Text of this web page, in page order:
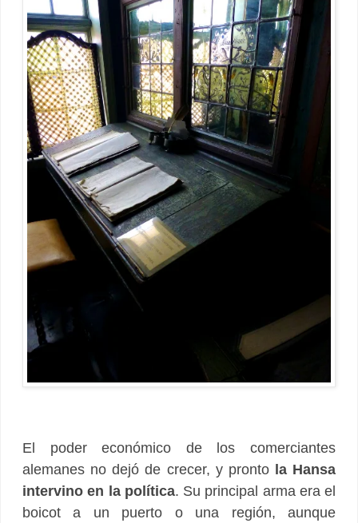
El poder económico de los comerciantes
alemanes no dejó de crecer, y pronto la Hansa
intervino en la política. Su principal arma era el
boicot a un puerto o una región, aunque